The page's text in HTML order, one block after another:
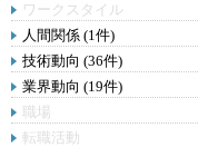
ワークスタイル
人間関係 (1件)
技術動向 (36件)
業界動向 (19件)
職場
転職活動